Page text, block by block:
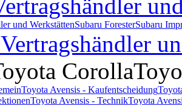
und WerkstättenSubaru ForesterSubaru
Corolla
Toyota Avensis - Kaufentscheidung
Toyota Avensis - TechnikToyota